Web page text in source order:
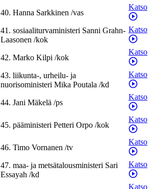
40. Hanna Sarkkinen /vas
Katso
41. sosiaaliturvaministeri Sanni Grahn-
Laasonen /kok
Katso
42. Marko Kilpi /kok
Katso
43. liikunta-, urheilu- ja
nuorisoministeri Mika Poutala /kd
Katso
44. Jani Mäkelä /ps
Katso
45. pääministeri Petteri Orpo /kok
Katso
46. Timo Vornanen /tv
Katso
47. maa- ja metsätalousministeri Sari
Essayah /kd
Katso
Katso